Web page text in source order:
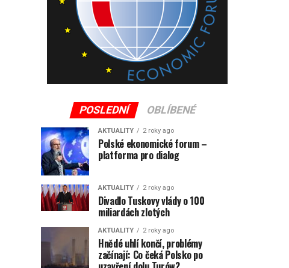
POSLEDNÍ OBLÍBENÉ
AKTUALITY 2 roky ago
Polské ekonomické forum –
platforma pro dialog
AKTUALITY 2 roky ago
Divadlo Tuskovy vlády o 100
miliardách zlotých
AKTUALITY 2 roky ago
Hnědé uhlí končí, problémy
začínají: Co čeká Polsko po